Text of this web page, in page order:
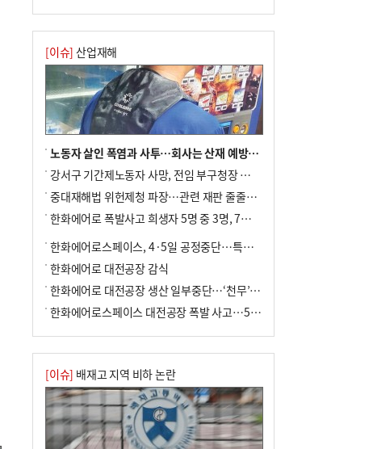
10 르노 못 타는 부산시장…관용차 규정에 막
힌 지역기업 응원
[이슈] 산업재해
노동자 살인 폭염과 사투…회사는 산재 예방·전기료 절감 전력
강서구 기간제노동자 사망, 전임 부구청장 檢 송치
중대재해법 위헌제청 파장…관련 재판 줄줄이 브레이크
한화에어로 폭발사고 희생자 5명 중 3명, 7일 영면
한화에어로스페이스, 4·5일 공정중단…특별 안전점검
한화에어로 대전공장 감식
한화에어로 대전공장 생산 일부중단…‘천무’ 수출 비상
한화에어로스페이스 대전공장 폭발 사고…5명 사망·2명 부상(종합)
[이슈] 배재고 지역 비하 논란